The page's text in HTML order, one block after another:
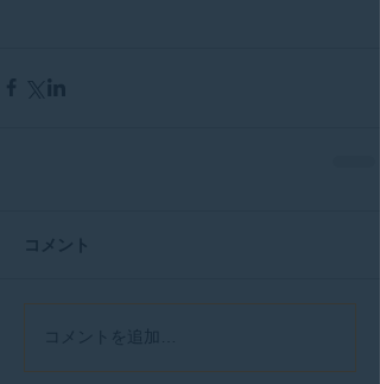
コメント
コメントを追加…